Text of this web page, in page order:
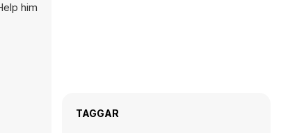
him
TAGGAR